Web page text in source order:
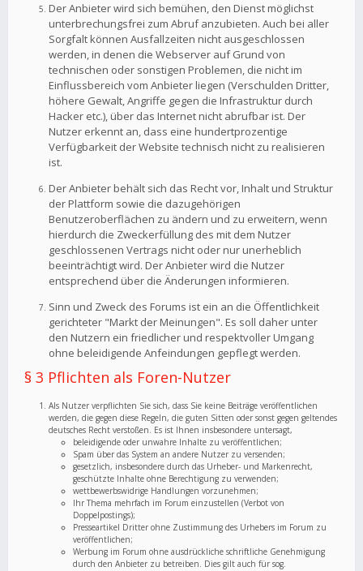
Der Anbieter wird sich bemühen, den Dienst möglichst
unterbrechungsfrei zum Abruf anzubieten. Auch bei aller
Sorgfalt können Ausfallzeiten nicht ausgeschlossen
werden, in denen die Webserver auf Grund von
technischen oder sonstigen Problemen, die nicht im
Einflussbereich vom Anbieter liegen (Verschulden Dritter,
höhere Gewalt, Angriffe gegen die Infrastruktur durch
Hacker etc.), über das Internet nicht abrufbar ist. Der
Nutzer erkennt an, dass eine hundertprozentige
Verfügbarkeit der Website technisch nicht zu realisieren
ist.
Der Anbieter behält sich das Recht vor, Inhalt und Struktur
der Plattform sowie die dazugehörigen
Benutzeroberflächen zu ändern und zu erweitern, wenn
hierdurch die Zweckerfüllung des mit dem Nutzer
geschlossenen Vertrags nicht oder nur unerheblich
beeinträchtigt wird. Der Anbieter wird die Nutzer
entsprechend über die Änderungen informieren.
Sinn und Zweck des Forums ist ein an die Öffentlichkeit
gerichteter "Markt der Meinungen". Es soll daher unter
den Nutzern ein friedlicher und respektvoller Umgang
ohne beleidigende Anfeindungen gepflegt werden.
§ 3 Pflichten als Foren-Nutzer
Als Nutzer verpflichten Sie sich, dass Sie keine Beiträge veröffentlichen
werden, die gegen diese Regeln, die guten Sitten oder sonst gegen geltendes
deutsches Recht verstoßen. Es ist Ihnen insbesondere untersagt,
beleidigende oder unwahre Inhalte zu veröffentlichen;
Spam über das System an andere Nutzer zu versenden;
gesetzlich, insbesondere durch das Urheber- und Markenrecht,
geschützte Inhalte ohne Berechtigung zu verwenden;
wettbewerbswidrige Handlungen vorzunehmen;
Ihr Thema mehrfach im Forum einzustellen (Verbot von
Doppelpostings);
Presseartikel Dritter ohne Zustimmung des Urhebers im Forum zu
veröffentlichen;
Werbung im Forum ohne ausdrückliche schriftliche Genehmigung
durch den Anbieter zu betreiben. Dies gilt auch für sog.